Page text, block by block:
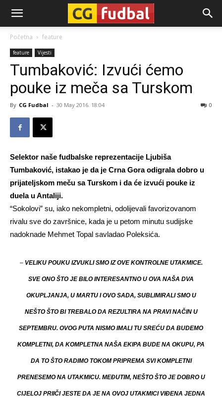
CG-
Fudbal
Početna feature
feature Vijesti
Tumbaković: Izvući ćemo
pouke iz meča sa Turskom
By CG Fudbal - 30 May 2016. 18:04 0
Selektor naše fudbalske reprezentacije Ljubiša
Tumbaković, istakao je da je Crna Gora odigrala dobro u
prijateljskom meču sa Turskom i da će izvući pouke iz
duela u Antaliji.
“Sokolovi” su, iako nekompletni, odolijevali favorizovanom
rivalu sve do završnice, kada je u petom minutu sudijske
nadoknade Mehmet Topal savladao Poleksića.
–VELIKU POUKU IZVUKLI SMO IZ OVE KONTROLNE UTAKMICE.
SVE ONO ŠTO JE BILO INTERESANTNO U OVA NAŠA DVA
OKUPLJANJA, U MARTU I OVO SADA, SUBLIMIRALI SMO U
NEŠTO ŠTO BI TREBALO DA REZULTIRA NA PRAVI NAČIN U
SEPTEMBRU. OVOG PUTA NISMO IMALI TU SREĆU DA BUDEMO
KOMPLETNI, DA KOMPLETNA NAŠA EKIPA BUDE NA OKUPU, PA
DA TO ŠTO RADIMO TOKOM PRIPREMA SVI KOMPLETNI
PRENESEMO NA UTAKMICU. MEĐUTIM, NEŠTO ŠTO JE DOBRO U
CIJELOJ PRIIČI JESTE DA JE NA OVOJ UTAKMICI VIĐENA JEDNA